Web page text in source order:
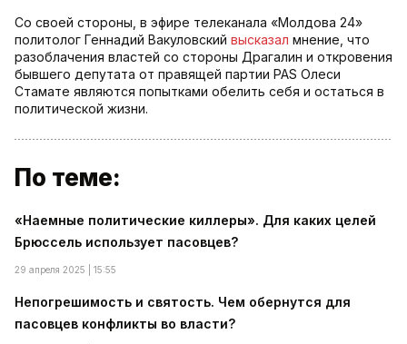
Со своей стороны, в эфире телеканала «Молдова 24»
политолог Геннадий Вакуловский высказал мнение, что
разоблачения властей со стороны Драгалин и откровения
бывшего депутата от правящей партии PAS Олеси
Стамате являются попытками обелить себя и остаться в
политической жизни.
По теме:
«Наемные политические киллеры». Для каких целей
Брюссель использует пасовцев?
29 апреля 2025 | 15:55
Непогрешимость и святость. Чем обернутся для
пасовцев конфликты во власти?